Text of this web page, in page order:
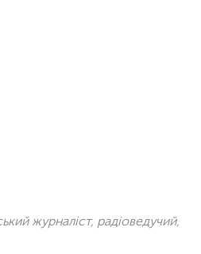
журналіст, радіоведучий,